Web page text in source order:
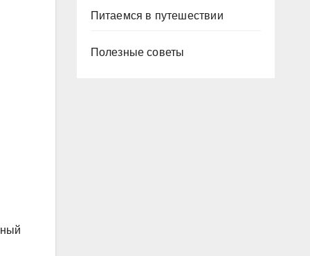
Питаемся в путешествии
Полезные советы